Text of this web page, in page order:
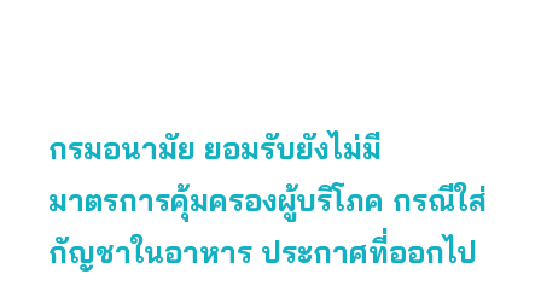
กรมอนามัย ยอมรับยังไม่มี
มาตรการคุ้มครองผู้บริโภค กรณีใส่
กัญชาในอาหาร ประกาศที่ออกไป